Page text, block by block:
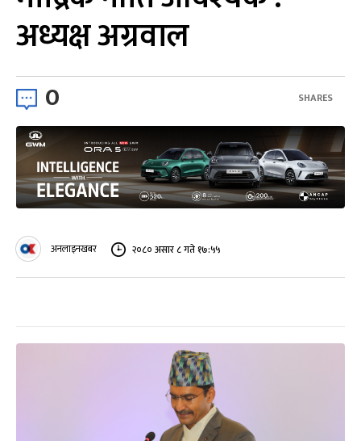
अध्यक्ष अग्रवाल
0 SHARES
अनलाइनखबर २०८० असार ८ गते १७:५५